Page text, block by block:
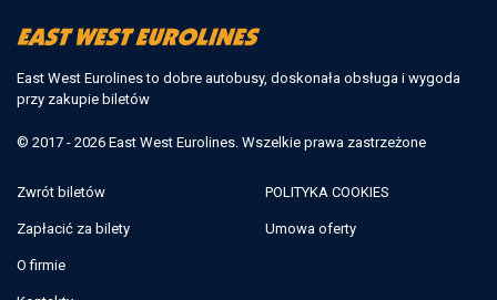
East West Eurolines to dobre autobusy, doskonała obsługa i wygoda
przy zakupie biletów
© 2017 - 2026 East West Eurolines. Wszelkie prawa zastrzeżone
Zwrót biletów
Zapłacić za bilety
O firmie
POLITYKA COOKIES
Umowa oferty